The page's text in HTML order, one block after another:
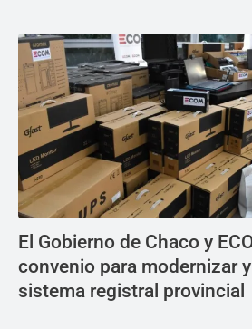
El Gobierno de Chaco y
convenio para modernizar
sistema registral provincial